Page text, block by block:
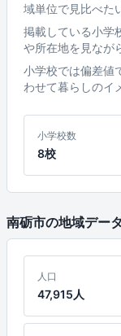
域単位で見比べた
掲載している小学
や所在地を見なが
小学校では偏差値
わせて暮らしのイ
小学校数
8校
南砺市の地域データ
人口
47,915人